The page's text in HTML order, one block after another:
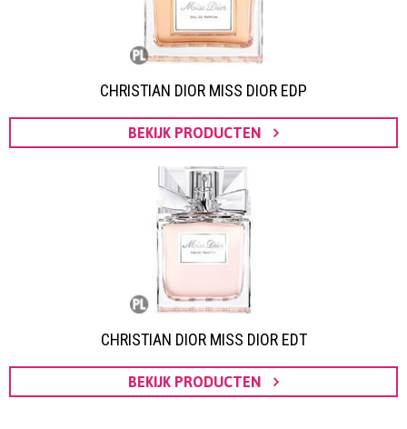
CHRISTIAN DIOR MISS DIOR EDP
BEKIJK PRODUCTEN
CHRISTIAN DIOR MISS DIOR EDT
BEKIJK PRODUCTEN